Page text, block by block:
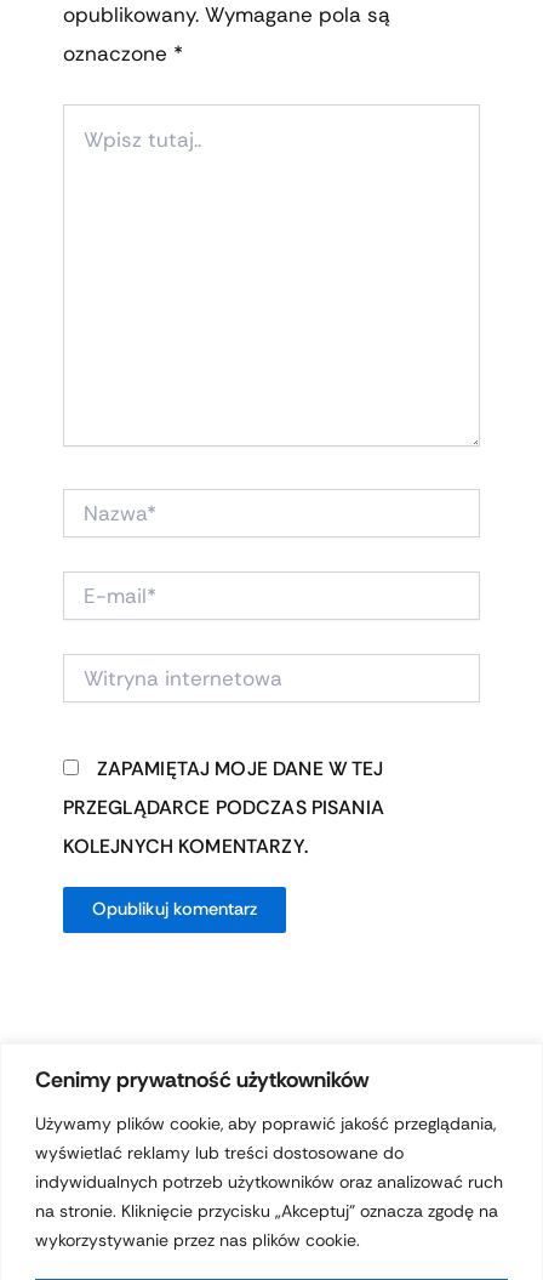
Cenimy prywatność użytkowników
Używamy plików cookie, aby poprawić jakość przeglądania,
wyświetlać reklamy lub treści dostosowane do
indywidualnych potrzeb użytkowników oraz analizować ruch
na stronie. Kliknięcie przycisku „Akceptuj” oznacza zgodę na
wykorzystywanie przez nas plików cookie.
opublikowany. Wymagane pola są
oznaczone *
TUTAJ..
NAZWA*
MAIL*
WITRYNA
INTERNETOWA
ZAPAMIĘTAJ MOJE DANE W TEJ
PRZEGLĄDARCE PODCZAS PISANIA
KOLEJNYCH KOMENTARZY.
Prawa autorskie © 2026 hotelferdynand.pl | Obsługiwane przez
Motyw Astra WordPress